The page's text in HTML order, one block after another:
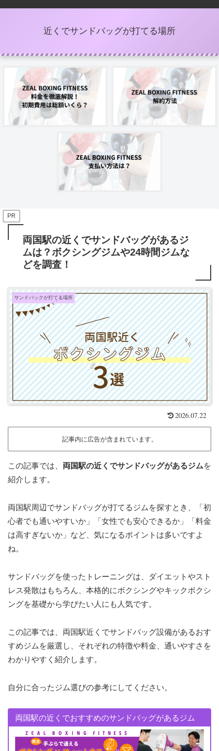
近くでサンドバッグが打てる場所
PR
両国駅の近くでサンドバッグがあるジ
ムは？ボクシングジムや24時間ジムな
どを調査！
サンドバックが打てる場所
2026.07.22
記事内に広告が含まれています。
この記事では、 両国駅の近くでサンドバッグがあるジムを
紹介します。
両国駅周辺でサンドバッグが打てるジムを探すとき、「初
心者でも通いやすいか」「女性でも安心できるか」「料金
は高すぎないか」など、気になるポイントは多いですよ
ね。
サンドバッグを使ったトレーニングは、ダイエットやスト
レス発散はもちろん、本格的にボクシングやキックボクシ
ングを基礎から学びたい人にも人気です。
この記事では、両国駅近くでサンドバッグ設備があるおす
すめジムを厳選し、それぞれの特徴や料金、通いやすさを
わかりやすく紹介します。
自分に合ったジム選びの参考にしてください。
両国駅の近くでおすすめのサンドバッグがあるジム